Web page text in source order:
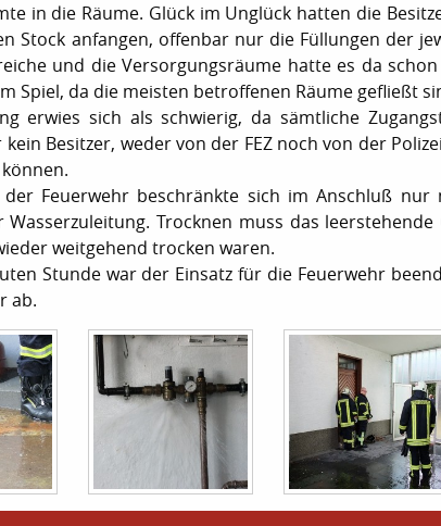
in die Räume. Glück im Unglück hatten die
Stock anfangen, offenbar nur die Füllungen der
und die Versorgungsräume hatte es da
Spiel, da die meisten betroffenen Räume gefließt
erwies sich als schwierig, da sämtliche
Besitzer, weder von der FEZ noch von der
der Feuerwehr beschränkte sich im Anschluß
Wasserzuleitung. Trocknen muss das
weitgehend trocken waren.
Stunde war der Einsatz für die Feuerwehr
ab.